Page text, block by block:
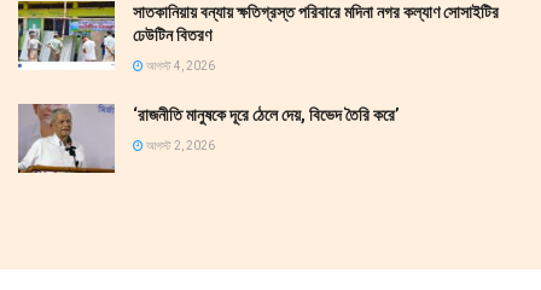
সাতকানিয়ায় বন্যায় ক্ষতিগ্রস্ত পরিবারে মদিনা নগর কল্যাণ সোসাইটির
ঢেউটিন বিতরণ
আগস্ট 4, 2026
‘রাজনীতি মানুষকে দূরে ঠেলে দেয়, বিভেদ তৈরি করে’
আগস্ট 2, 2026